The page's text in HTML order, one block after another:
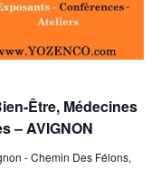
Être, Médecines
– AVIGNON
- Chemin Des Félons,